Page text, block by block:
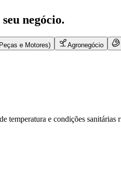
negócio.
e Motores) Agronegócio
temperatura e condições sanitárias